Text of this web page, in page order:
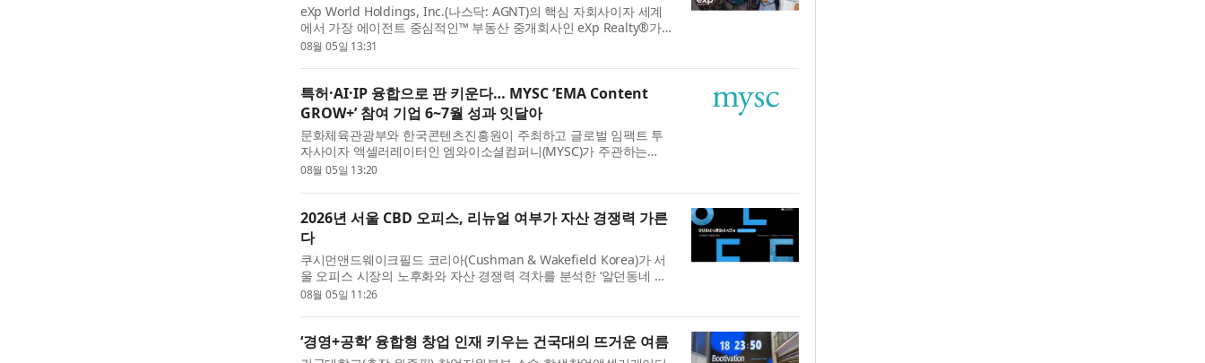
eXp World Holdings, Inc.(나스닥: AGNT)의 핵심 자회사이자 세계
에서 가장 에이전트 중심적인™ 부동산 중개회사인 eXp Realty®가
멕시코 바하칼리포르니아수르(Baja California Sur) 지역에서 거래
08월 05일 13:31
특허·AI·IP 융합으로 판 키운다… MYSC ‘EMA Content
GROW+’ 참여 기업 6~7월 성과 잇달아
문화체육관광부와 한국콘텐츠진흥원이 주최하고 글로벌 임팩트 투
자사이자 액셀러레이터인 엠와이소셜컴퍼니(MYSC)가 주관하는
‘2026 콘텐츠 액셀러레이터 연계지원 프로그램: 2026 EMA Content
창출...
08월 05일 13:20
2026년 서울 CBD 오피스, 리뉴얼 여부가 자산 경쟁력 가른
다
쿠시먼앤드웨이크필드 코리아(Cushman & Wakefield Korea)가 서
울 오피스 시장의 노후화와 자산 경쟁력 격차를 분석한 ‘알던동네 다
른동네’ 시즌4 오피스 리뉴얼편을 발표했다. 이번 보고서는 쿠시먼앤
08월 05일 11:26
‘경영+공학’ 융합형 창업 인재 키우는 건국대의 뜨거운 여름